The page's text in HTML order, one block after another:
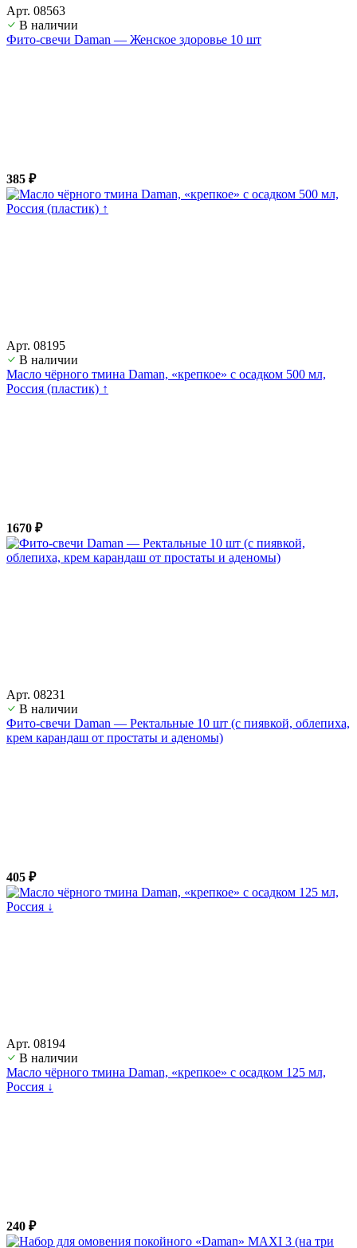
Арт. 08563
В наличии
Фито-свечи Daman — Женское здоровье 10 шт
385 ₽
Арт. 08195
В наличии
Масло чёрного тмина Daman, «крепкое» с осадком 500 мл,
Россия (пластик) ↑
1670 ₽
Арт. 08231
В наличии
Фито-свечи Daman — Ректальные 10 шт (с пиявкой, облепиха,
крем карандаш от простаты и аденомы)
405 ₽
Арт. 08194
В наличии
Масло чёрного тмина Daman, «крепкое» с осадком 125 мл,
Россия ↓
240 ₽